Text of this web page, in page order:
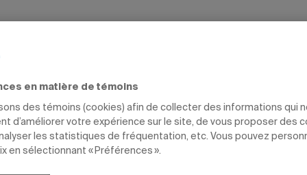
plus de 350 000 $ de la FCI
universitaire expérimental
GESTION PROFESSEURS
en matière de témoins
des témoins (cookies) afin de collecter des informations qui
d’améliorer votre expérience sur le site, de vous proposer des
les statistiques de fréquentation, etc. Vous pouvez
en sélectionnant « Préférences ».